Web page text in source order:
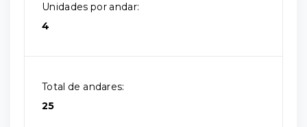
Unidades por andar:
4
Total de andares:
25